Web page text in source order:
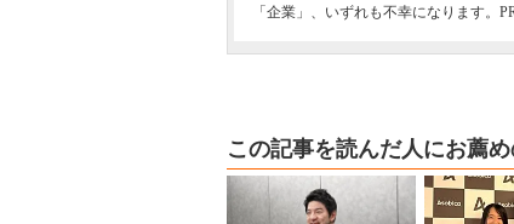
「企業」、いずれも不幸になります。
この記事を読んだ人にお薦